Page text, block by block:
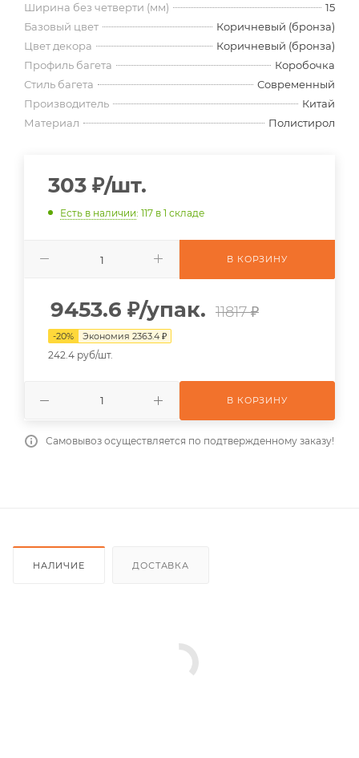
Ширина без четверти (мм)
15
Базовый цвет
Коричневый (бронза)
Цвет декора
Коричневый (бронза)
Профиль багета
Коробочка
Стиль багета
Современный
Производитель
Китай
Материал
Полистирол
303 ₽/шт.
Есть в наличии: 117 в 1 складе
В КОРЗИНУ
9453.6 ₽/упак. 11817 ₽
-20% Экономия 2363.4 ₽
242.4 руб/шт.
В КОРЗИНУ
Самовывоз осуществляется по подтвержденному заказу!
НАЛИЧИЕ ДОСТАВКА